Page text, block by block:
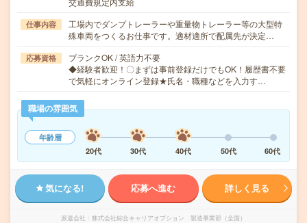
仕事内容
工場内でダンプトレーラーや重量物トレーラー等の大型特
殊車両をつくるお仕事です。適材適所で配属先が決定…
応募資格
ブランクOK / 英語力不要
◆経験者歓迎！〇まずは事前登録だけでもOK！履歴書不要
で気軽にオンライン登録★氏名・職種などを入力す…
職場の雰囲気
年齢層
20代
30代 40代 50代 60代
気になる! 応募へ進む 詳しく見る
派遣会社 株式会社綜合キャリアオプション 製造事業部（全国）